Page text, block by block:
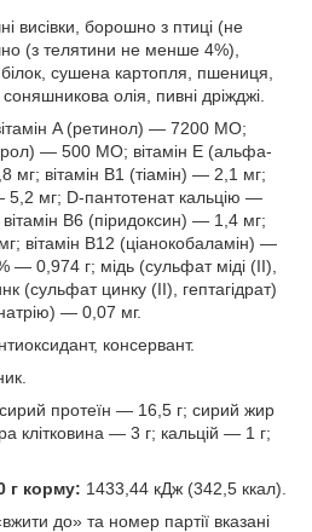
висівки, борошно з птиці (не
(з телятини не менше 4%),
сушена картопля, пшениця,
олія, пивні дріжджі.
A (ретинол) — 7200 МО;
— 500 МО; вітамін E (альфа-
вітамін B1 (тіамін) — 2,1 мг;
5,2 мг; D-пантотенат кальцію —
B6 (піридоксин) — 1,4 мг;
вітамін B12 (ціанокобаламін) —
— 0,974 г; мідь (сульфат міді (II),
(сульфат цинку (II), гептагідрат)
— 0,07 мг.
консервант.
сирий протеїн — 16,5 г; сирий жир
клітковина — 3 г; кальцій — 1 г;
г корму: 1433,44 кДж (342,5 ккал).
до» та номер партії вказані